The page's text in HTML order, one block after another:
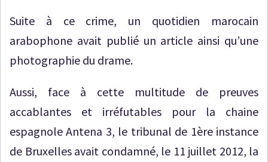
Suite à ce crime, un quotidien marocain
arabophone avait publié un article ainsi qu’une
photographie du drame.
Aussi, face à cette multitude de preuves
accablantes et irréfutables pour la chaine
espagnole Antena 3, le tribunal de 1ère instance
de Bruxelles avait condamné, le 11 juillet 2012, la